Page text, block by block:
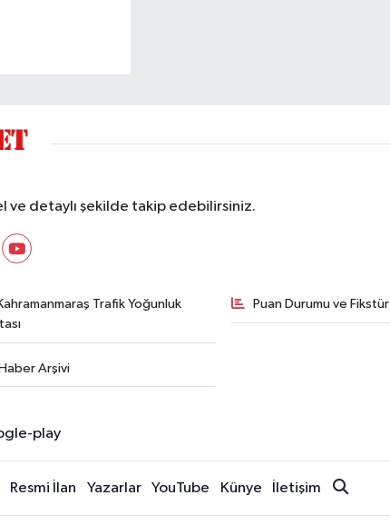
ve detaylı şekilde takip edebilirsiniz.
Trafik Yoğunluk
Puan Durumu ve Fikstür
Arşivi
Resmi İlan Yazarlar YouTube Künye İletişim